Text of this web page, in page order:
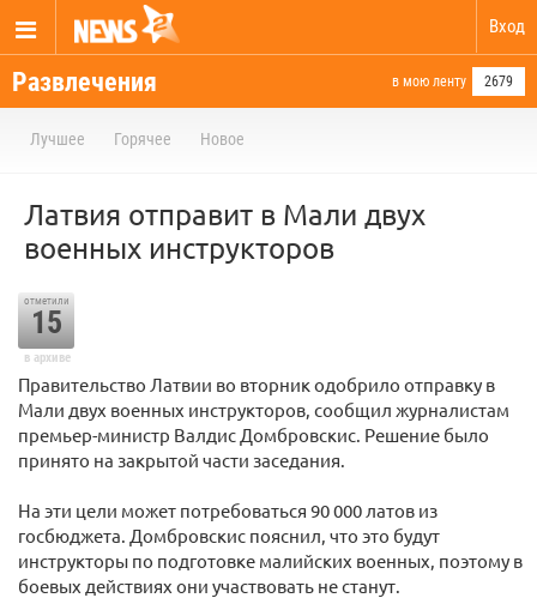
Вход
Развлечения в мою ленту 2679
Лучшее Горячее Новое
Латвия отправит в Мали двух
военных инструкторов
отметили
15
в архиве
Правительство Латвии во вторник одобрило отправку в
Мали двух военных инструкторов, сообщил журналистам
премьер-министр Валдис Домбровскис. Решение было
принято на закрытой части заседания.
На эти цели может потребоваться 90 000 латов из
госбюджета. Домбровскис пояснил, что это будут
инструкторы по подготовке малийских военных, поэтому в
боевых действиях они участвовать не станут.